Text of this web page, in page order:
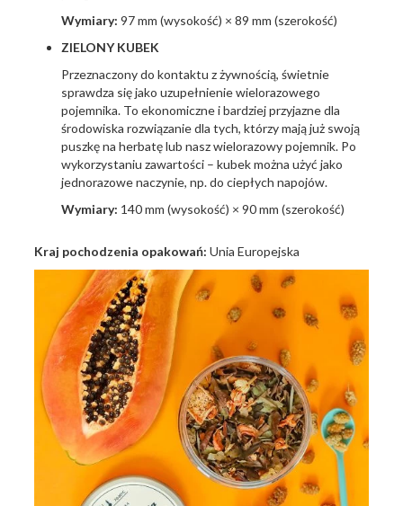
Wymiary: 97 mm (wysokość) × 89 mm (szerokość)
ZIELONY KUBEK
Przeznaczony do kontaktu z żywnością, świetnie
sprawdza się jako uzupełnienie wielorazowego
pojemnika. To ekonomiczne i bardziej przyjazne dla
środowiska rozwiązanie dla tych, którzy mają już swoją
puszkę na herbatę lub nasz wielorazowy pojemnik. Po
wykorzystaniu zawartości – kubek można użyć jako
jednorazowe naczynie, np. do ciepłych napojów.
Wymiary: 140 mm (wysokość) × 90 mm (szerokość)
Kraj pochodzenia opakowań: Unia Europejska